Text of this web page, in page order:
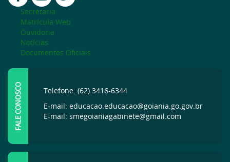
Secretaria
Matrícula Web
Ouvidoria
Notícias
Documentos Oficiais
FALE CONOSCO
Telefone: (62) 3416-6344
E-mail: educacao.educacao@goiania.go.gov.br
E-mail: smegoianiagabinete@gmail.com